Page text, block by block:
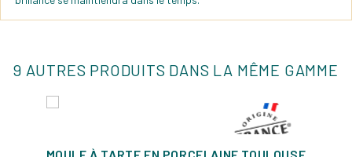
9 AUTRES PRODUITS DANS LA MÊME GAMME
MOULE À TARTE EN PORCELAINE TOULOUSE